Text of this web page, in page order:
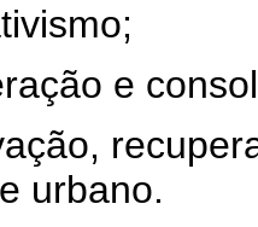
e
urbano.